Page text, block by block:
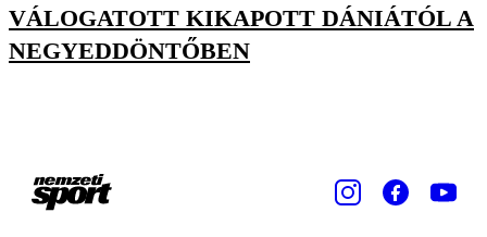
VÁLOGATOTT KIKAPOTT DÁNIÁTÓL A
NEGYEDDÖNTŐBEN